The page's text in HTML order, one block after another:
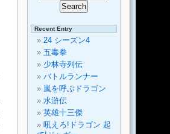
Recent Entry
24 シーズン4
五毒拳
少林寺列伝
バトルランナー
嵐を呼ぶドラゴン
水滸伝
英雄十三傑
吼えろ!ドラゴン 起